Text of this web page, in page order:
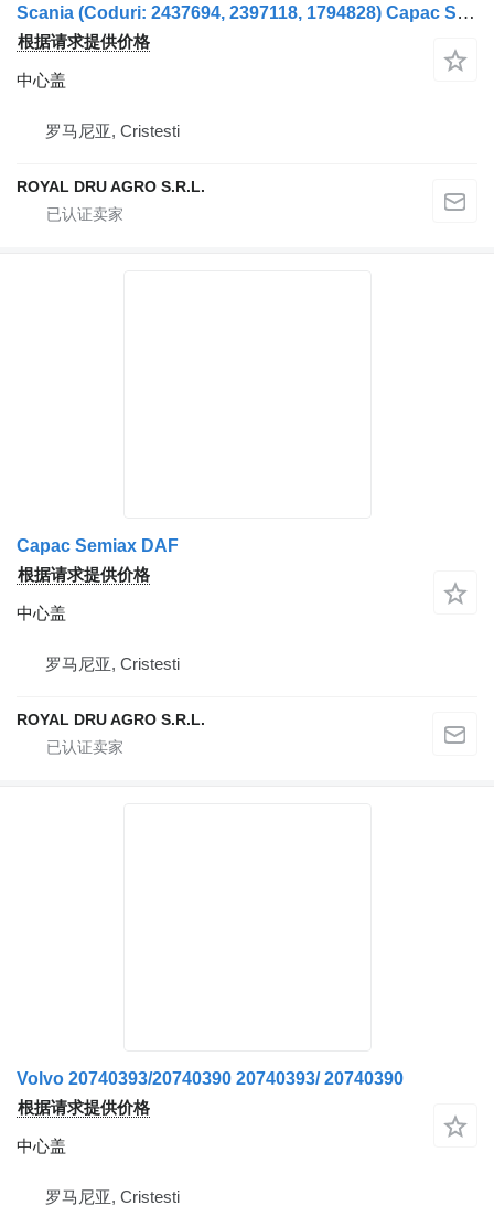
Scania (Coduri: 2437694, 2397118, 1794828) Capac Semiax
根据请求提供价格
中心盖
罗马尼亚, Cristesti
ROYAL DRU AGRO S.R.L.
Capac Semiax DAF
根据请求提供价格
中心盖
罗马尼亚, Cristesti
ROYAL DRU AGRO S.R.L.
Volvo 20740393/20740390 20740393/ 20740390
根据请求提供价格
中心盖
罗马尼亚, Cristesti